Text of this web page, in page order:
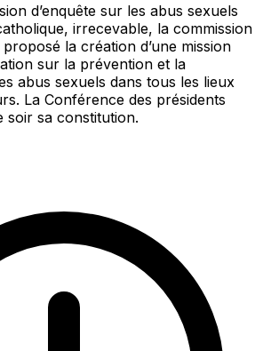
d’enquête sur les abus sexuels
irrecevable, la commission
la création d’une mission
sur la prévention et la
abus sexuels dans tous les lieux
La Conférence des présidents
soir sa constitution.